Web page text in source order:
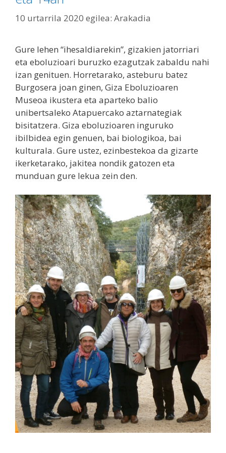
10 urtarrila 2020 egilea: Arakadia
Gure lehen “ihesaldiarekin”, gizakien jatorriari
eta eboluzioari buruzko ezagutzak zabaldu nahi
izan genituen. Horretarako, asteburu batez
Burgosera joan ginen, Giza Eboluzioaren
Museoa ikustera eta aparteko balio
unibertsaleko Atapuercako aztarnategiak
bisitatzera. Giza eboluzioaren inguruko
ibilbidea egin genuen, bai biologikoa, bai
kulturala. Gure ustez, ezinbestekoa da gizarte
ikerketarako, jakitea nondik gatozen eta
munduan gure lekua zein den.